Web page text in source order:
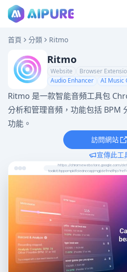
首頁 分類 Ritmo
Ritmo
Website Browser
Audio Enhancer
AI Music
Ritmo 是一款智能音頻工具包
分析和管理音頻，功能包括 BPM
功能。
訪問網站
宣傳此工
https://chromewebstore.google.com/
toolkit/